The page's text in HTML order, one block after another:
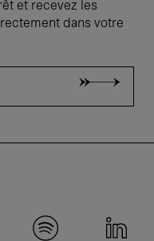
et recevez les
dans votre